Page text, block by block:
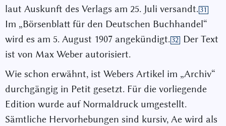
laut Auskunft des Verlags am 25. Juli versandt. 31
Im „Börsenblatt für den Deutschen Buchhandel“
wird es am 5. August 1907 angekündigt. 32
Der Text
ist von Max Weber autorisiert.
Wie schon erwähnt, ist Webers Artikel im „Archiv“
durchgängig in Petit gesetzt. Für die vorliegende
Edition wurde auf Normaldruck umgestellt.
Sämtliche Hervorhebungen sind kursiv, Ae wird als